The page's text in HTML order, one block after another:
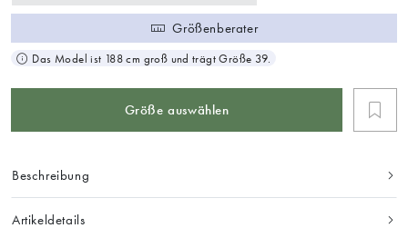
Größenberater
Das Model ist 188 cm groß und trägt Größe 39.
Größe auswählen
Beschreibung
Artikeldetails